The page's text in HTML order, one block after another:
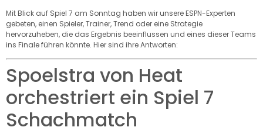
Mit Blick auf Spiel 7 am Sonntag haben wir unsere ESPN-Experten
gebeten, einen Spieler, Trainer, Trend oder eine Strategie
hervorzuheben, die das Ergebnis beeinflussen und eines dieser Teams
ins Finale führen könnte. Hier sind ihre Antworten:
Spoelstra von Heat
orchestriert ein Spiel 7
Schachmatch